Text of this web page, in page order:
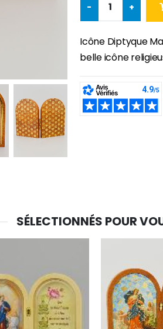
€15.00 €13.50
- +
Icône Diptyque
belle icône
SHARE:
SÉLECTIONNÉS POUR